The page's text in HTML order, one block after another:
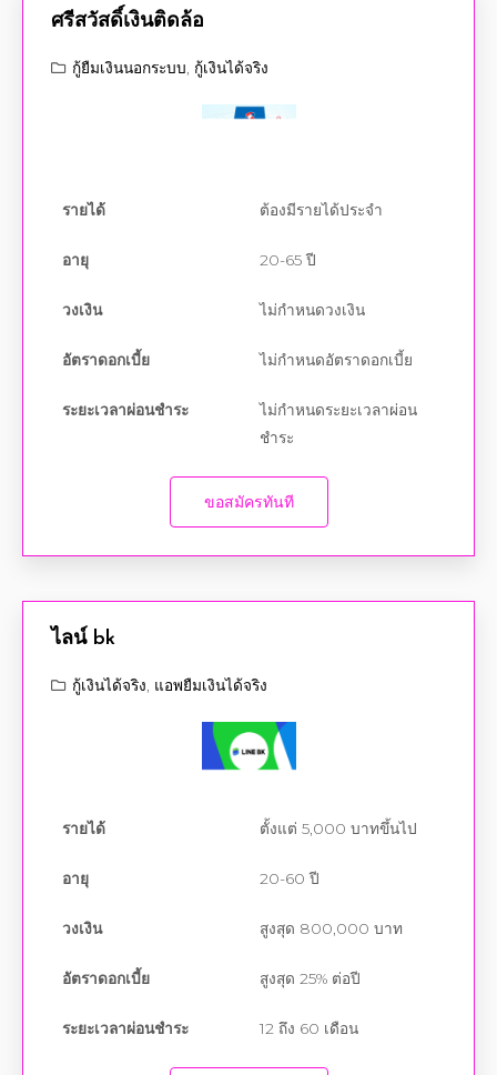
ศรีสวัสดิ์เงินติดล้อ
กู้ยืมเงินนอกระบบ, กู้เงินได้จริง
รายได้ ต้องมีรายได้ประจำ
อายุ 20-65 ปี
วงเงิน ไม่กำหนดวงเงิน
อัตราดอกเบี้ย ไม่กำหนดอัตราดอกเบี้ย
ระยะเวลาผ่อนชำระ
ไม่กำหนดระยะเวลาผ่อน
ชำระ
ขอสมัครทันที
ไลน์ bk
กู้เงินได้จริง, แอพยืมเงินได้จริง
รายได้ ตั้งแต่ 5,000 บาทขึ้นไป
อายุ 20-60 ปี
วงเงิน สูงสุด 800,000 บาท
อัตราดอกเบี้ย สูงสุด 25% ต่อปี
ระยะเวลาผ่อนชำระ 12 ถึง 60 เดือน